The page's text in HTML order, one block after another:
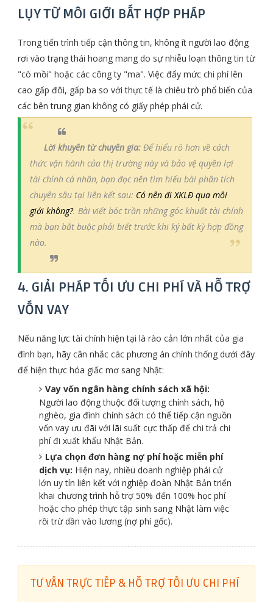
LỤY TỪ MÔI GIỚI BẤT HỢP PHÁP
Trong tiến trình tiếp cận thông tin, không ít người lao động
rơi vào trạng thái hoang mang do sự nhiễu loạn thông tin từ
"cò mồi" hoặc các công ty "ma". Việc đẩy mức chi phí lên
cao gấp đôi, gấp ba so với thực tế là chiêu trò phổ biến của
các bên trung gian không có giấy phép phái cử.
Lời khuyên từ chuyên gia:Để hiểu rõ hơn về cách
thức vận hành của thị trường này và bảo vệ quyền lợi
tài chính cá nhân, bạn đọc nên tìm hiểu bài phân tích
chuyên sâu tại liên kết sau: Có nên đi XKLĐ qua môi
giới không?. Bài viết bóc trần những góc khuất tài chính
mà bạn bắt buộc phải biết trước khi ký bất kỳ hợp đồng
nào.
4. GIẢI PHÁP TỐI ƯU CHI PHÍ VÀ HỖ TRỢ
VỐN VAY
Nếu năng lực tài chính hiện tại là rào cản lớn nhất của gia
đình bạn, hãy cân nhắc các phương án chính thống dưới đây
để hiện thực hóa giấc mơ sang Nhật:
Vay vốn ngân hàng chính sách xã hội:
Người lao động thuộc đối tượng chính sách, hộ
nghèo, gia đình chính sách có thể tiếp cận nguồn
vốn vay ưu đãi với lãi suất cực thấp để chi trả chi
phí đi xuất khẩu Nhật Bản.
Lựa chọn đơn hàng nợ phí hoặc miễn phí
dịch vụ: Hiện nay, nhiều doanh nghiệp phái cử
lớn uy tín liên kết với nghiệp đoàn Nhật Bản triển
khai chương trình hỗ trợ 50% đến 100% học phí
hoặc cho phép thực tập sinh sang Nhật làm việc
rồi trừ dần vào lương (nợ phí gốc).
TƯ VẤN TRỰC TIẾP & HỖ TRỢ TỐI ƯU CHI PHÍ